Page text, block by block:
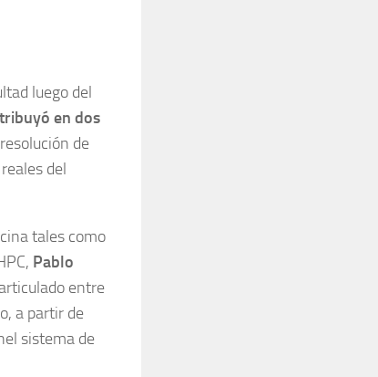
luego del
en dos
de
del
tales como
Pablo
entre
a partir de
sistema de